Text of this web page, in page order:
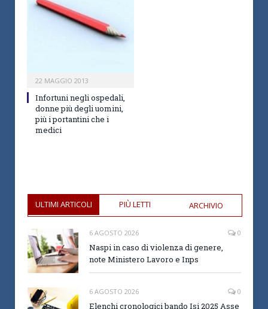
22 MAGGIO 2013
Infortuni negli ospedali,
donne più degli uomini,
più i portantini che i
medici
ULTIMI ARTICOLI PIÙ LETTI ARCHIVIO
6 AGOSTO 2026 0
Naspi in caso di violenza di genere,
note Ministero Lavoro e Inps
6 AGOSTO 2026 0
Elenchi cronologici bando Isi 2025 Asse